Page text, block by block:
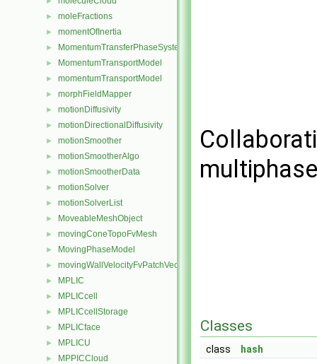
► moleFractions
► momentOfInertia
► MomentumTransferPhaseSystem
► MomentumTransportModel
► momentumTransportModel
► morphFieldMapper
► motionDiffusivity
► motionDirectionalDiffusivity
► motionSmoother
► motionSmootherAlgo
► motionSmootherData
► motionSolver
► motionSolverList
► MoveableMeshObject
► movingConeTopoFvMesh
► MovingPhaseModel
► movingWallVelocityFvPatchVectorField
► MPLIC
► MPLICcell
► MPLICcellStorage
► MPLICface
► MPLICU
► MPPICCloud
Classes
class hash